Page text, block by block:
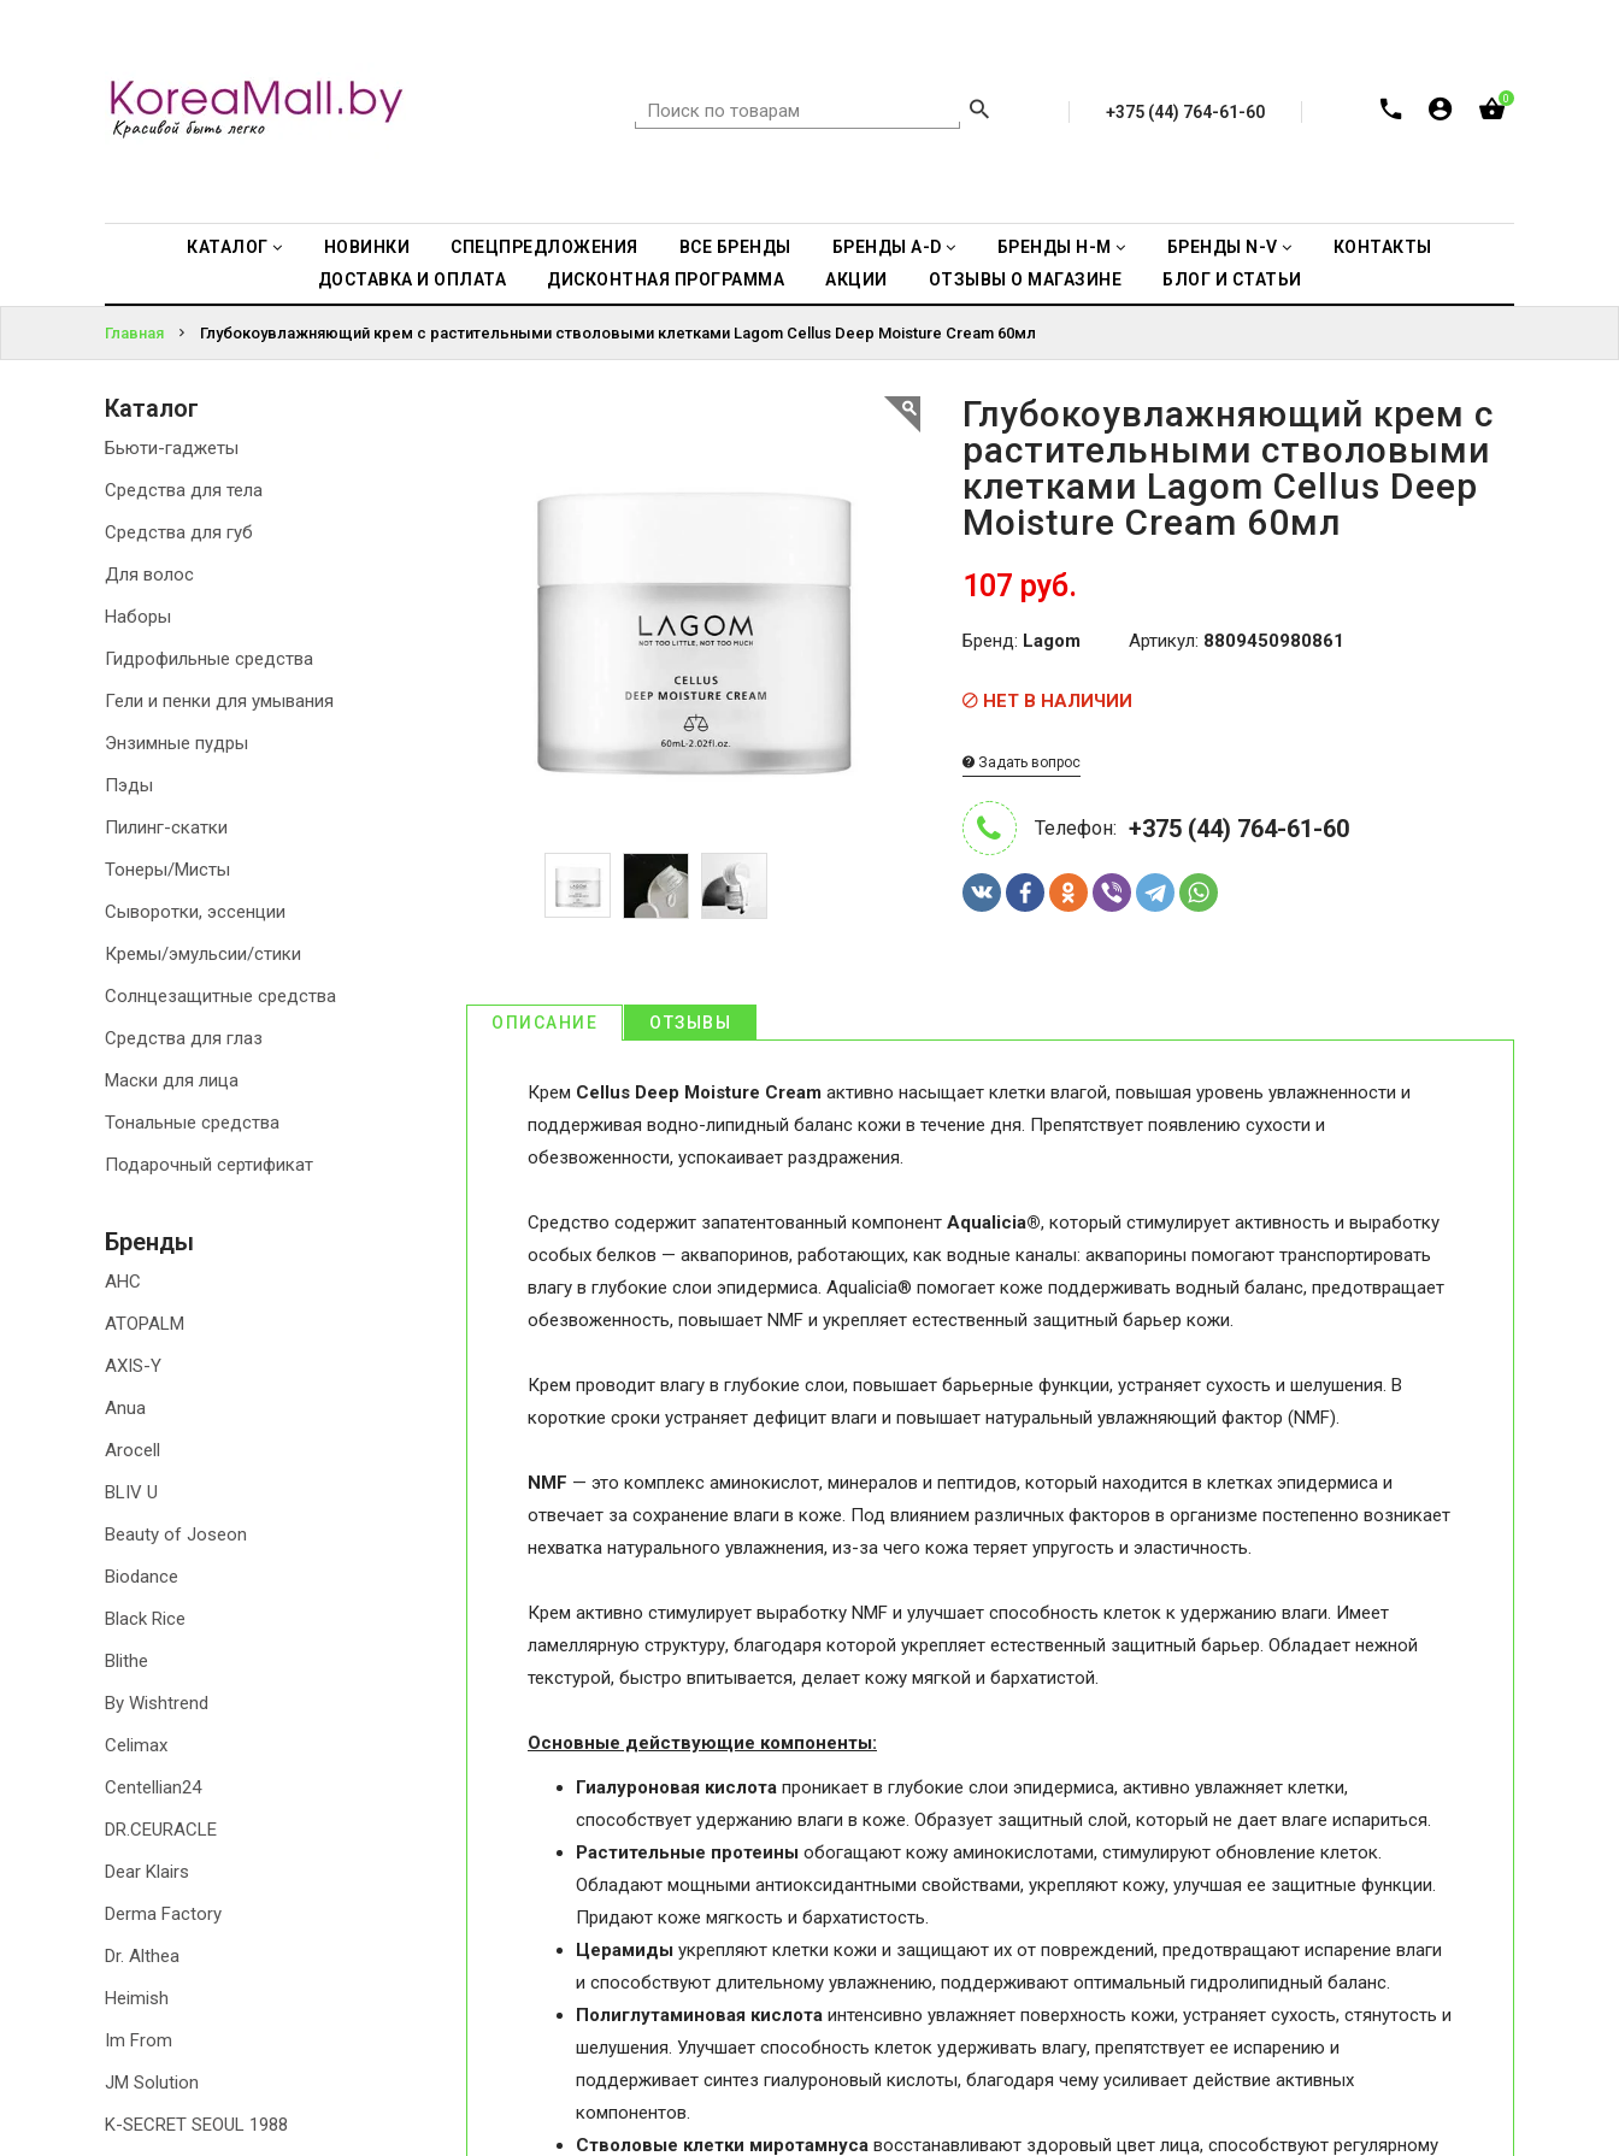
+375 (44) 764-61-60
0
КАТАЛОГ НОВИНКИ СПЕЦПРЕДЛОЖЕНИЯ ВСЕ БРЕНДЫ БРЕНДЫ A-D БРЕНДЫ H-M БРЕНДЫ N-V
КОНТАКТЫ
ДОСТАВКА И ОПЛАТА
ДИСКОНТНАЯ ПРОГРАММА АКЦИИ ОТЗЫВЫ О МАГАЗИНЕ БЛОГ И СТАТЬИ
ВСЕ БРЕНДЫ
БРЕНДЫ N-V
ДОСТАВКА И ОПЛАТА
ПРОГРАММА
ОТЗЫВЫ О
БЛОГ И СТАТЬИ
ВОЙТИ
Главная Глубокоувлажняющий крем с растительными стволовыми клетками Lagom Cellus Deep Moisture Cream 60мл
Глубокоувлажняющий крем с
растительными стволовыми
клетками Lagom Cellus Deep
Moisture Cream 60мл
107 руб.
Бренд: Lagom Артикул: 8809450980861
НЕТ В НАЛИЧИИ
Задать вопрос
Телефон: +375 (44) 764-61-60
ОПИСАНИЕ ОТЗЫВЫ
Крем Cellus Deep Moisture Cream активно насыщает клетки влагой, повышая уровень увлажненности и
поддерживая водно-липидный баланс кожи в течение дня. Препятствует появлению сухости и
обезвоженности, успокаивает раздражения.
Средство содержит запатентованный компонент Aqualicia®, который стимулирует активность и выработку
особых белков — аквапоринов, работающих, как водные каналы: аквапорины помогают транспортировать
влагу в глубокие слои эпидермиса. Aqualicia® помогает коже поддерживать водный баланс, предотвращает
обезвоженность, повышает NMF и укрепляет естественный защитный барьер кожи.
Крем проводит влагу в глубокие слои, повышает барьерные функции, устраняет сухость и шелушения. В
короткие сроки устраняет дефицит влаги и повышает натуральный увлажняющий фактор (NMF).
NMF — это комплекс аминокислот, минералов и пептидов, который находится в клетках эпидермиса и
отвечает за сохранение влаги в коже. Под влиянием различных факторов в организме постепенно возникает
нехватка натурального увлажнения, из-за чего кожа теряет упругость и эластичность.
Крем активно стимулирует выработку NMF и улучшает способность клеток к удержанию влаги. Имеет
ламеллярную структуру, благодаря которой укрепляет естественный защитный барьер. Обладает нежной
текстурой, быстро впитывается, делает кожу мягкой и бархатистой.
Основные действующие компоненты:
Гиалуроновая кислота проникает в глубокие слои эпидермиса, активно увлажняет клетки,
способствует удержанию влаги в коже. Образует защитный слой, который не дает влаге испариться.
Растительные протеины обогащают кожу аминокислотами, стимулируют обновление клеток.
Обладают мощными антиоксидантными свойствами, укрепляют кожу, улучшая ее защитные функции.
Придают коже мягкость и бархатистость.
Церамиды укрепляют клетки кожи и защищают их от повреждений, предотвращают испарение влаги
и способствуют длительному увлажнению, поддерживают оптимальный гидролипидный баланс.
Полиглутаминовая кислота интенсивно увлажняет поверхность кожи, устраняет сухость, стянутость и
шелушения. Улучшает способность клеток удерживать влагу, препятствует ее испарению и
поддерживает синтез гиалуроновый кислоты, благодаря чему усиливает действие активных
компонентов.
Стволовые клетки миротамнуса восстанавливают здоровый цвет лица, способствуют регулярному
Каталог
Бьюти-гаджеты
Средства для тела
Средства для губ
Для волос
Наборы
Гидрофильные средства
Гели и пенки для умывания
Энзимные пудры
Пэды
Пилинг-скатки
Тонеры/Мисты
Сыворотки, эссенции
Кремы/эмульсии/стики
Солнцезащитные средства
Средства для глаз
Маски для лица
Тональные средства
Подарочный сертификат
Бренды
AHC
ATOPALM
AXIS-Y
Anua
Arocell
BLIV U
Beauty of Joseon
Biodance
Black Rice
Blithe
By Wishtrend
Celimax
Centellian24
DR.CEURACLE
Dear Klairs
Derma Factory
Dr. Althea
Heimish
Im From
JM Solution
K-SECRET SEOUL 1988